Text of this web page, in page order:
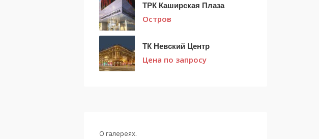
ТРК Каширская Плаза
Остров
ТК Невский Центр
Цена по запросу
О галереях.